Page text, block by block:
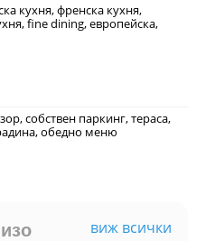
кухня, френска кухня,
fine dining, европейска,
собствен паркинг, тераса,
обедно меню
виж всички